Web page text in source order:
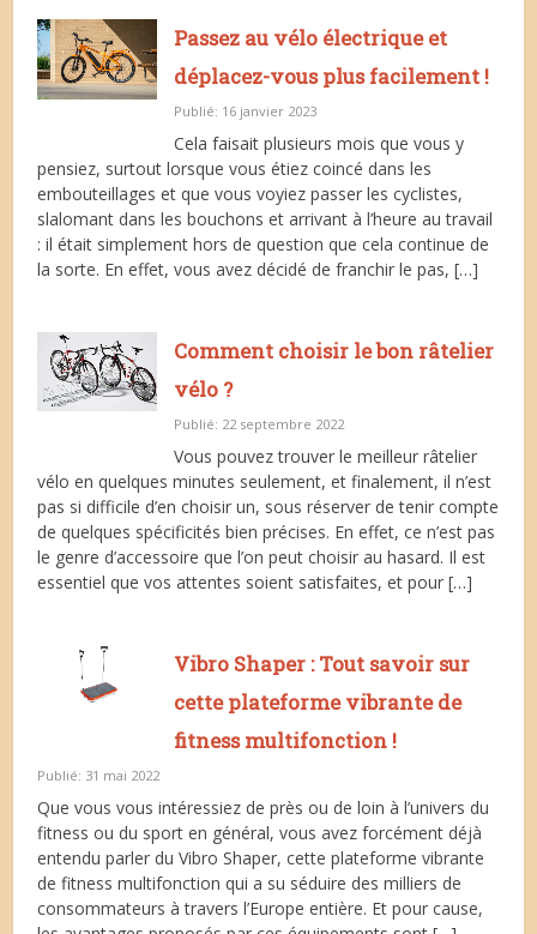
Passez au vélo électrique et
déplacez-vous plus facilement !
Publié: 16 janvier 2023
Cela faisait plusieurs mois que vous y
pensiez, surtout lorsque vous étiez coincé dans les
embouteillages et que vous voyiez passer les cyclistes,
slalomant dans les bouchons et arrivant à l’heure au travail
: il était simplement hors de question que cela continue de
la sorte. En effet, vous avez décidé de franchir le pas, […]
Comment choisir le bon râtelier
vélo ?
Publié: 22 septembre 2022
Vous pouvez trouver le meilleur râtelier
vélo en quelques minutes seulement, et finalement, il n’est
pas si difficile d’en choisir un, sous réserver de tenir compte
de quelques spécificités bien précises. En effet, ce n’est pas
le genre d’accessoire que l’on peut choisir au hasard. Il est
essentiel que vos attentes soient satisfaites, et pour […]
Vibro Shaper : Tout savoir sur
cette plateforme vibrante de
fitness multifonction !
Publié: 31 mai 2022
Que vous vous intéressiez de près ou de loin à l’univers du
fitness ou du sport en général, vous avez forcément déjà
entendu parler du Vibro Shaper, cette plateforme vibrante
de fitness multifonction qui a su séduire des milliers de
consommateurs à travers l’Europe entière. Et pour cause,